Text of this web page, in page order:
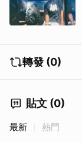
轉發 (0)
貼文 (0)
最新 熱門